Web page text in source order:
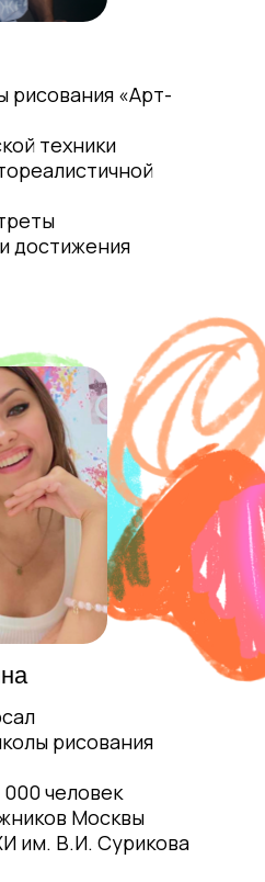
«Арт-
техники
достижения
рисования
человек
Москвы
им. В.И. Сурикова
портретов
в
Получите
КЛАСС